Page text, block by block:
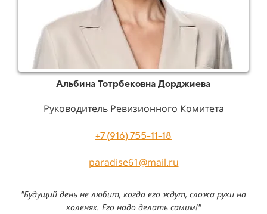
Альбина Тотрбековна Дорджиева
Руководитель Ревизионного Комитета
+7 (916) 755-11-18
paradise61@mail.ru
"Будущий день не любит, когда его ждут, сложа руки на
коленях. Его надо делать самим!"